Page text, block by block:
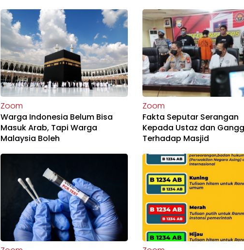
Zoom
Warga Indonesia Belum Bisa
Masuk Arab, Tapi Warga
Malaysia Boleh
Zoom
Fakta Seputar Serangan
Kepada Ustaz dan
Terhadap Masjid